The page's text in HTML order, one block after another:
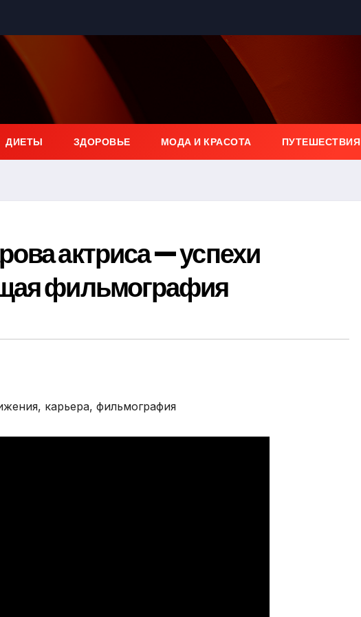
ДИЕТЫ ЗДОРОВЬЕ МОДА И КРАСОТА ПУТЕШЕСТВИЯ
актриса — успехи
фильмография